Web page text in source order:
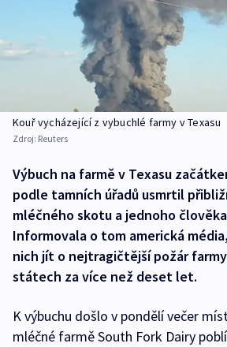
Kouř vycházející z vybuchlé farmy v Texasu
Zdroj: Reuters
Výbuch na farmě v Texasu
podle tamních úřadů usmrtil
mléčného skotu a jednoho
Informovala o tom americká
nich jít o nejtragičtější požár
státech za více než deset let.
K výbuchu došlo v pondělí večer
mléčné farmě South Fork Dairy